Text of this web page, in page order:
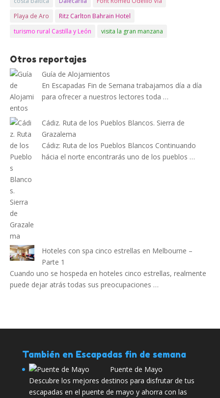
Playa de Aro
Ritz Carlton Bahrain Hotel
turismo rural Castilla y León
visita la gran manzana
Otros reportajes
Guía de Alojamientos
En Escapadas Fin de Semana trabajamos día a día
para ofrecer a nuestros lectores toda …
Cádiz. Ruta de los Pueblos Blancos. Sierra de
Grazalema
Cádiz: Ruta de los Pueblos Blancos Continuando
hácia el norte encontrarás uno de los pueblos …
Hoteles con spa cinco estrellas en Melbourne –
Parte 1
Cuando uno se hospeda en hoteles cinco estrellas, realmente
puede dejar atrás todas sus preocupaciones …
También en Escapadas fin de semana
Puente de Mayo
Descubre los mejores destinos para disfrutar de tus
escapadas en el puente de mayo y ahorra con las